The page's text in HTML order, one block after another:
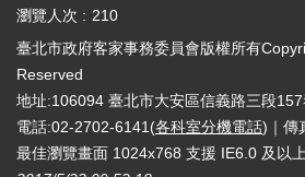
瀏覽人次
210
臺北市政府客家事務委員會版權所有
Reserved
地址:106094 臺北市大安區信義路三段
電話:02-2702-6141(各科室分機電話)｜傳
最佳瀏覽畫面 1024x768 支援 IE6.0 及以